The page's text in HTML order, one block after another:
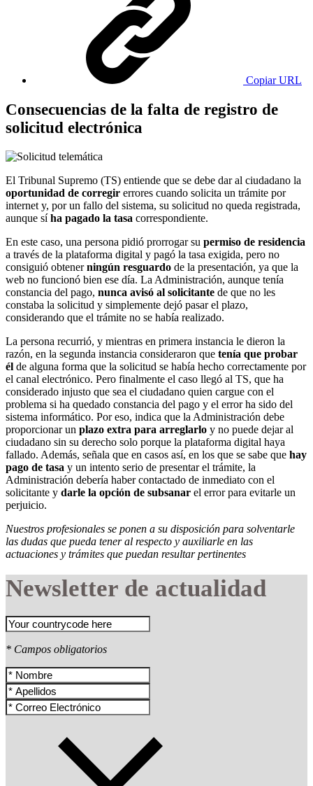
Copiar URL
Consecuencias de la falta de registro de
solicitud electrónica
El Tribunal Supremo (TS) entiende que se debe dar al ciudadano la
oportunidad de corregir errores cuando solicita un trámite por
internet y, por un fallo del sistema, su solicitud no queda registrada,
aunque síha pagado la tasa correspondiente.
En este caso, una persona pidió prorrogar su permiso de residencia
a través de la plataforma digital y pagó la tasa exigida, pero no
consiguió obtenerningún resguardo de la presentación, ya que la
web no funcionó bien ese día. La Administración, aunque tenía
constancia del pago, nunca avisó al solicitante de que no les
constaba la solicitud y simplemente dejó pasar el plazo,
considerando que el trámite no se había realizado.
La persona recurrió, y mientras en primera instancia le dieron la
razón, en la segunda instancia consideraron que tenía que probar
él de alguna forma que la solicitud se había hecho correctamente por
el canal electrónico. Pero finalmente el caso llegó al TS, que ha
considerado injusto que sea el ciudadano quien cargue con el
problema si ha quedado constancia del pago y el error ha sido del
sistema informático. Por eso, indica que la Administración debe
proporcionar un plazo extra para arreglarlo y no puede dejar al
ciudadano sin su derecho solo porque la plataforma digital haya
fallado. Además, señala que en casos así, en los que se sabe que hay
pago de tasa y un intento serio de presentar el trámite, la
Administración debería haber contactado de inmediato con el
solicitante y darle la opción de subsanar el error para evitarle un
perjuicio.
Nuestros profesionales se ponen a su disposición para solventarle
las dudas que pueda tener al respecto y auxiliarle en las
actuaciones y trámites que puedan resultar pertinentes
Newsletter de actualidad
* Campos obligatorios